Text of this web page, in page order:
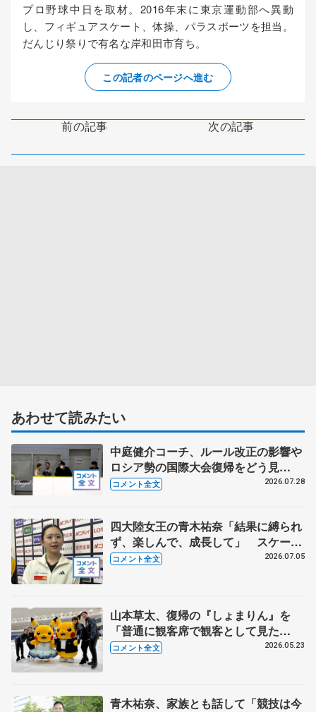
プロ野球中日を取材。2016年末に東京運動部へ異動
し、フィギュアスケート、体操、パラスポーツを担当。
だんじり祭りで有名な岸和田市育ち。
この記者のページへ進む
前の記事 次の記事
あわせて読みたい
中庭健介コーチ、ルール改正の影響や
ロシア勢の国際大会復帰をどう見
る？ 中井亜美の今後の４年間に向け
コメント全文 2026.07.28
四大陸女王の青木祐奈「結果に縛られ
ず、楽しんで、成長して」 スケーテ
ィングのブラッシュアップへ試行錯誤
コメント全文 2026.07.05
山本草太、復帰の『しょまりん』を
「普通に観客席で観客として見た
い」 青木祐奈、宮原知子さん、田中
コメント全文 2026.05.23
青木祐奈、家族とも話して「競技は今